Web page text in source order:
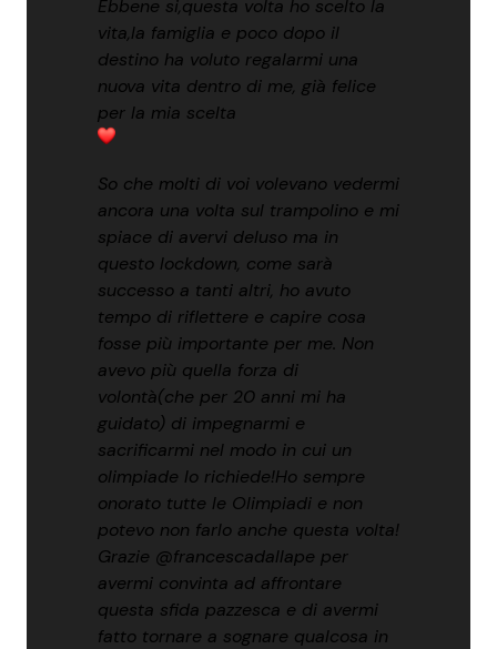
Ebbene si,questa volta ho scelto la
vita,la famiglia e poco dopo il
destino ha voluto regalarmi una
nuova vita dentro di me, già felice
per la mia scelta
So che molti di voi volevano vedermi
ancora una volta sul trampolino e mi
spiace di avervi deluso ma in
questo lockdown, come sarà
successo a tanti altri, ho avuto
tempo di riflettere e capire cosa
fosse più importante per me. Non
avevo più quella forza di
volontà(che per 20 anni mi ha
guidato) di impegnarmi e
sacrificarmi nel modo in cui un
olimpiade lo richiede!Ho sempre
onorato tutte le Olimpiadi e non
potevo non farlo anche questa volta!
Grazie @francescadallape per
avermi convinta ad affrontare
questa sfida pazzesca e di avermi
fatto tornare a sognare qualcosa in